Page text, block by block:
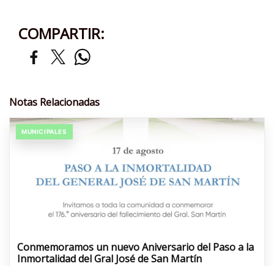
COMPARTIR:
Notas Relacionadas
MUNICIPALES
Conmemoramos un nuevo Aniversario del Paso a la
Inmortalidad del Gral José de San Martín